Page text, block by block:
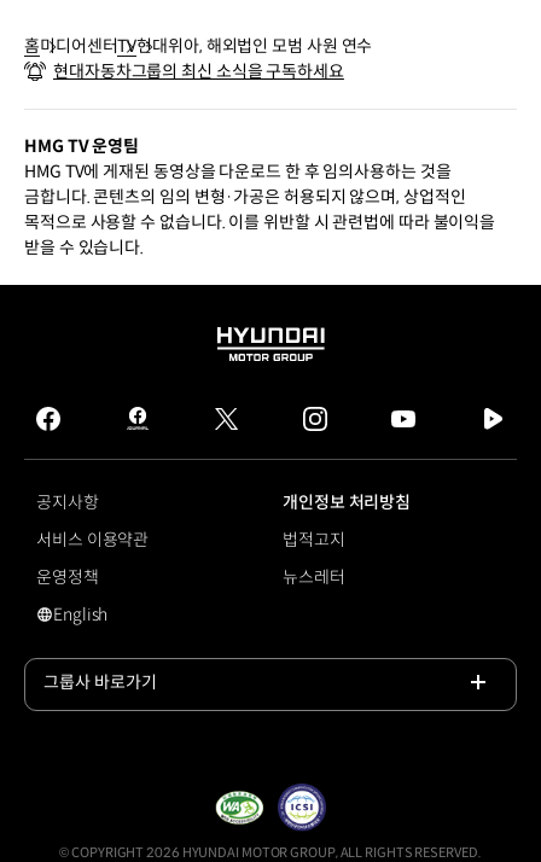
홈미디어센터TV현대위아, 해외법인 모범 사원 연수
현대자동차그룹의 최신 소식을 구독하세요
HMG TV 운영팀
HMG TV에 게재된 동영상을 다운로드 한 후 임의사용하는 것을
금합니다. 콘텐츠의 임의 변형·가공은 허용되지 않으며, 상업적인
목적으로 사용할 수 없습니다. 이를 위반할 시 관련법에 따라 불이익을
받을 수 있습니다.
HYUNDAI
GROUP
facebook
hmg
journal
twitter instagram
tv
공지사항
개인정보 처리방침
서비스 이용약관
법적고지
운영정책
뉴스레터
영문 사이트로 이동
English
그룹사 바로가기
© COPYRIGHT 2026 HYUNDAI MOTOR GROUP, ALL RIGHTS RESERVED.